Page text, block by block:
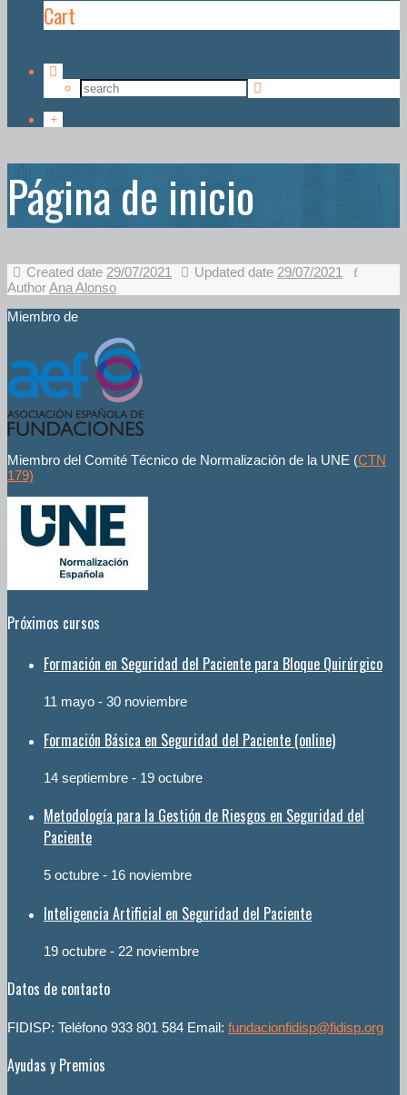
Cart
Página de inicio
Created date 29/07/2021 Updated date 29/07/2021
AuthorAna Alonso
Miembro de
Miembro del Comité Técnico de Normalización de la UNE (CTN
179)
Próximos cursos
Formación en Seguridad del Paciente para Bloque Quirúrgico
11 mayo - 30 noviembre
Formación Básica en Seguridad del Paciente (online)
14 septiembre - 19 octubre
Metodología para la Gestión de Riesgos en Seguridad del
Paciente
5 octubre - 16 noviembre
Inteligencia Artificial en Seguridad del Paciente
19 octubre - 22 noviembre
Datos de contacto
FIDISP: Teléfono 933 801 584 Email: fundacionfidisp@fidisp.org
Ayudas y Premios